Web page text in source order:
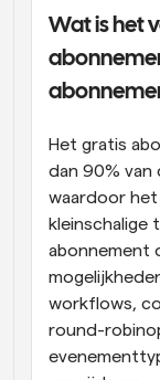
Wat is het
Het gratis
dan 90% van
waardoor het
kleinschalige
abonnement
workflows,
round-